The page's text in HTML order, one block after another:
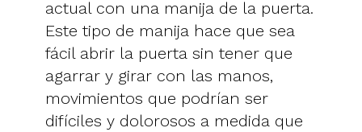
actual con una manija de la puerta.
Este tipo de manija hace que sea
fácil abrir la puerta sin tener que
agarrar y girar con las manos,
movimientos que podrían ser
difíciles y dolorosos a medida que